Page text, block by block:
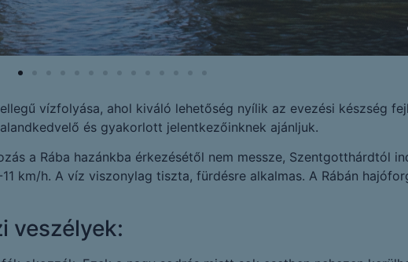
vízfolyása, ahol kiváló lehetőség nyílik az evezési készség
és gyakorlott jelentkezőinknek ajánljuk.
a Rába hazánkba érkezésétől nem messze, Szentgotthárdtól
km/h. A víz viszonylag tiszta, fürdésre alkalmas. A Rábán
veszélyek: